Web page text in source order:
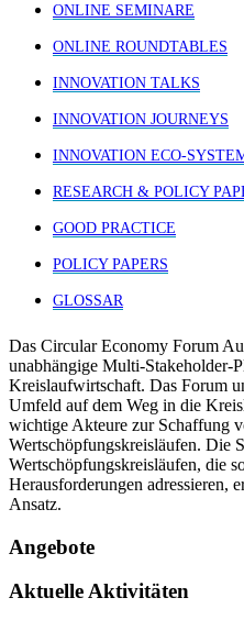
ONLINE SEMINARE
ONLINE ROUNDTABLES
INNOVATION TALKS
INNOVATION JOURNEYS
INNOVATION ECO-
RESEARCH & POLICY
GOOD PRACTICE
POLICY PAPERS
GLOSSAR
Das Circular Economy Forum
unabhängige Multi-Stakeholder-
Kreislaufwirtschaft. Das Forum
Umfeld auf dem Weg in die
wichtige Akteure zur Schaffung
Wertschöpfungskreisläufen. Die
Wertschöpfungskreisläufen, die
Herausforderungen adressieren,
Ansatz.
Angebote
Aktuelle Aktivitäten